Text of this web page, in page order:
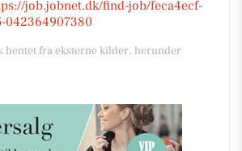
job.jobnet.dk/find-job/feca4ecf-
042364907380
hentet fra eksterne kilder, herunder